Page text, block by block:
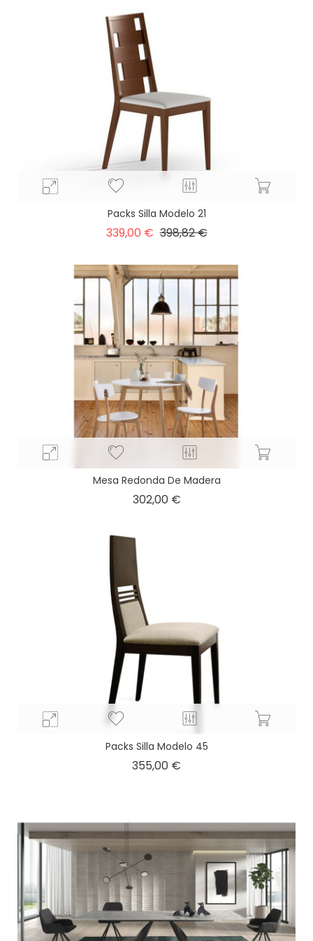
Packs Silla Modelo 21
339,00 € Precio
398,82 €Precio
Mesa Redonda De Madera
302,00 €Precio
Packs Silla Modelo 45
355,00 €